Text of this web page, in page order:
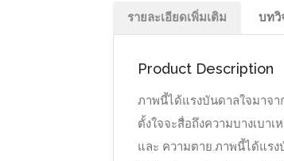
รายละเอียดเพิ่มเติม บทวิ
Product Description
ภาพนี้ได้แรงบันดาลใจมาจ
ตั้งใจจะสื่อถึงความบางเบา
และ ความตาย.ภาพนี้ได้แร